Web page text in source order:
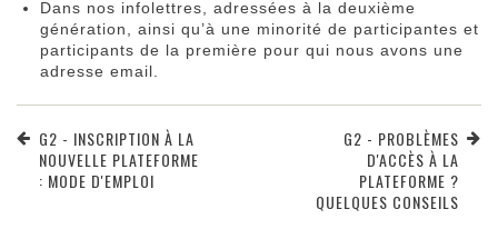
Dans nos infolettres, adressées à la deuxième
génération, ainsi qu’à une minorité de participantes et
participants de la première pour qui nous avons une
adresse email.
G2 - INSCRIPTION À LA
NOUVELLE PLATEFORME
: MODE D'EMPLOI
G2 - PROBLÈMES
D'ACCÈS À LA
PLATEFORME ?
QUELQUES CONSEILS